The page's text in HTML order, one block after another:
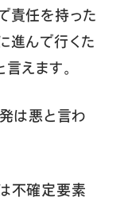
責任を持った
進んで行くた
えます。
は悪と言わ
不確定要素